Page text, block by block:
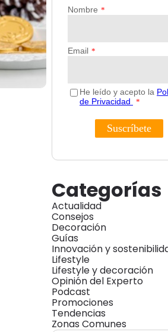
Categorías
Actualidad
Consejos
Decoración
Guías
Innovación y
Lifestyle
Lifestyle y decoración
Opinión del Experto
Podcast
Promociones
Tendencias
Zonas Comunes